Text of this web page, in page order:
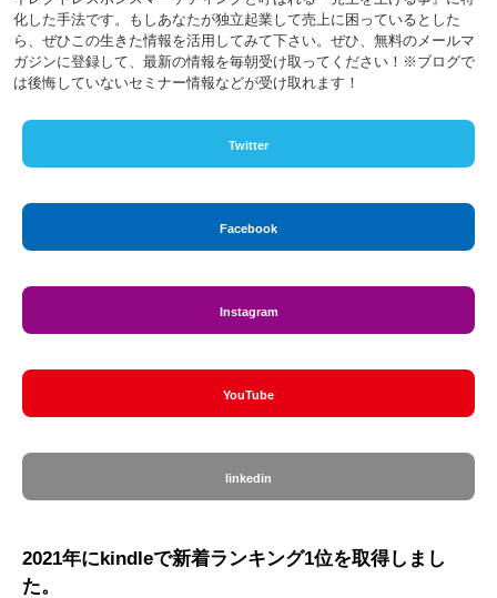
化した手法です。もしあなたが独立起業して売上に困っているとした
ら、ぜひこの生きた情報を活用してみて下さい。ぜひ、無料のメールマ
ガジンに登録して、最新の情報を毎朝受け取ってください！※ブログで
は後悔していないセミナー情報などが受け取れます！
Twitter
Facebook
Instagram
YouTube
linkedin
2021年にkindleで新着ランキング1位を取得しまし
た。